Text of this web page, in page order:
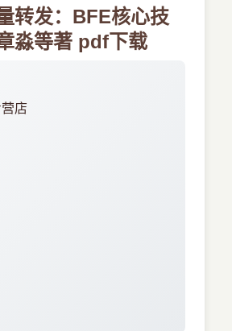
转发：BFE核心技
淼等著 pdf下载
店